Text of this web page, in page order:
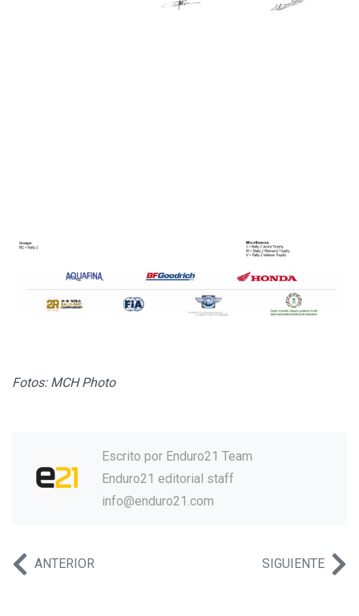
Fotos: MCH Photo
Escrito por Enduro21 Team
Enduro21 editorial staff
info@enduro21.com
ANTERIOR SIGUIENTE